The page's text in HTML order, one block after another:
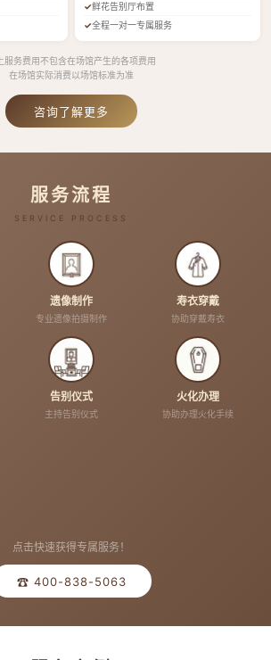
鲜花告别厅布置
全程一对一专属服务
服务费用不包含在场馆产生的各项费用
在场馆实际消费以场馆标准为准
咨询了解更多
服务流程
SERVICE PROCESS
遗像制作
专业遗像拍摄制作
寿衣穿戴
协助穿戴寿衣
告别仪式
主持告别仪式
火化办理
协助办理火化手续
点击快速获得专属服务！
☎ 400-838-5063